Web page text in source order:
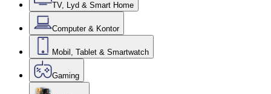
TV, Lyd & Smart Home
Computer & Kontor
Mobil, Tablet & Smartwatch
Gaming